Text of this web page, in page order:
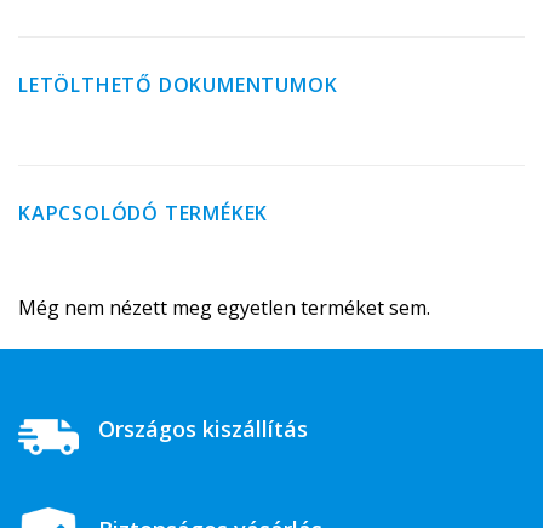
LETÖLTHETŐ DOKUMENTUMOK
KAPCSOLÓDÓ TERMÉKEK
Még nem nézett meg egyetlen terméket sem.
Országos kiszállítás